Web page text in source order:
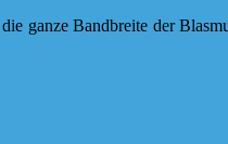
ganze Bandbreite der